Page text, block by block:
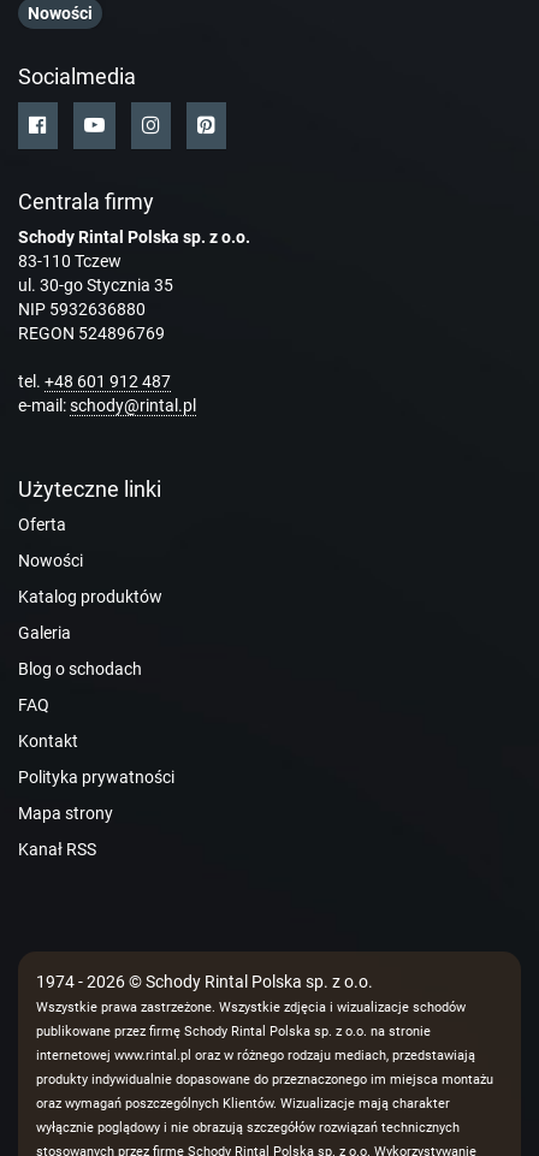
Nowości
Socialmedia
Centrala firmy
Schody Rintal Polska sp. z o.o.
83-110 Tczew
ul. 30-go Stycznia 35
NIP 5932636880
REGON 524896769
tel. +48 601 912 487
e-mail:schody@rintal.pl
Użyteczne linki
Oferta
Nowości
Katalog produktów
Galeria
Blog o schodach
FAQ
Kontakt
Polityka prywatności
Mapa strony
Kanał RSS
1974 - 2026 © Schody Rintal Polska sp. z o.o.
Wszystkie prawa zastrzeżone. Wszystkie zdjęcia i wizualizacje schodów
publikowane przez firmę Schody Rintal Polska sp. z o.o. na stronie
internetowej www.rintal.pl oraz w różnego rodzaju mediach, przedstawiają
produkty indywidualnie dopasowane do przeznaczonego im miejsca montażu
oraz wymagań poszczególnych Klientów. Wizualizacje mają charakter
wyłącznie poglądowy i nie obrazują szczegółów rozwiązań technicznych
stosowanych przez firmę Schody Rintal Polska sp. z o.o. Wykorzystywanie